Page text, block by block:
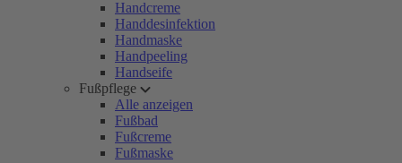
Handcreme
Handdesinfektion
Handmaske
Handpeeling
Handseife
Fußpflege
Alle anzeigen
Fußbad
Fußcreme
Fußmaske